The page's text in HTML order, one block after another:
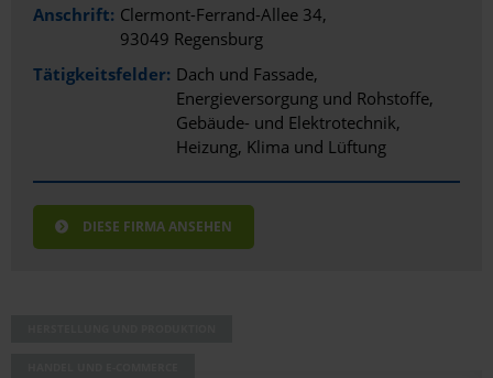
Anschrift: Clermont-Ferrand-Allee 34,
93049 Regensburg
Tätigkeitsfelder: Dach und Fassade
Energieversorgung und Rohstoffe
Gebäude- und Elektrotechnik
Heizung, Klima und Lüftung
DIESE FIRMA ANSEHEN